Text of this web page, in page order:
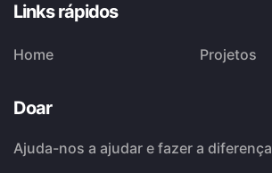
Links rápidos
Home Projetos
Doar
Ajuda-nos a ajudar e fazer a diferença